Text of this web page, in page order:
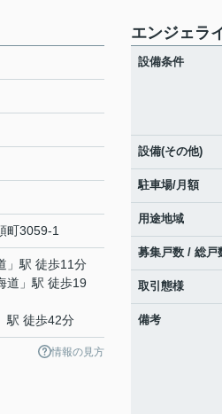
町3059-1
」駅 徒歩11分
道 」駅 徒歩19
」駅 徒歩42分
情報の見方
エンジェラ
設備条件
設備(その他)
駐車場/月額
用途地域
募集戸数 / 総戸
取引態様
備考